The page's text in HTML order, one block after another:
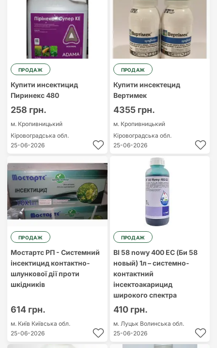
ПРОДАЖ
Купити инсектицид
Пиринекс 480
258 грн.
м. Кропивницький
Кіровоградська обл.
25-06-2026
ПРОДАЖ
Купити инсектецид
Вертимек
4355 грн.
м. Кропивницький
Кіровоградська обл.
25-06-2026
ПРОДАЖ
Мостартс РП - Системний
інсектицид контактно-
шлункової дії проти
шкідників
614 грн.
м. Київ Київська обл.
25-06-2026
ПРОДАЖ
BI 58 nowy 400 EC (Би 58
новый) 1л – системно-
контактний
інсектоакарицид
широкого спектра
410 грн.
м. Луцьк Волинська обл.
25-06-2026